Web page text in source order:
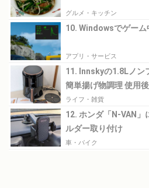
グルメ・キッチン
10. Windowsでゲー
アプリ・サービス
11. Innskyの1.8Lノン
簡単揚げ物調理 使用
た
ライフ・雑貨
12. ホンダ「N-VAN」
ルダー取り付け
車・バイク